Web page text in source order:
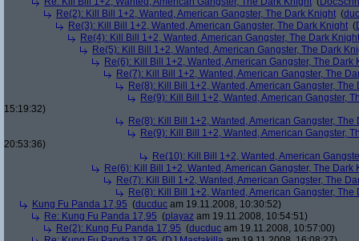
Re(2): Kill Bill 1+2, Wanted, American Gangster, The Dark Knight (
Re(3): Kill Bill 1+2, Wanted, American Gangster, The Dark Knight (
Re(4): Kill Bill 1+2, Wanted, American Gangster, The Dark Knight
Re(5): Kill Bill 1+2, Wanted, American Gangster, The Dark
Re(6): Kill Bill 1+2, Wanted, American Gangster, The Dark
Re(7): Kill Bill 1+2, Wanted, American Gangster, The
Re(8): Kill Bill 1+2, Wanted, American Gangster, The
Re(9): Kill Bill 1+2, Wanted, American Gangster,
15:19:32)
Re(8): Kill Bill 1+2, Wanted, American Gangster, The
Re(9): Kill Bill 1+2, Wanted, American Gangster,
20:53:36)
Re(10): Kill Bill 1+2, Wanted, American
Re(6): Kill Bill 1+2, Wanted, American Gangster, The Dark
Re(7): Kill Bill 1+2, Wanted, American Gangster, The
Re(8): Kill Bill 1+2, Wanted, American Gangster, The
Kung Fu Panda 17,95 (ducduc am 19.11.2008, 10:30:52)
Re: Kung Fu Panda 17,95 (playaz am 19.11.2008, 10:54:51)
Re(2): Kung Fu Panda 17,95 (ducduc am 19.11.2008, 10:57:00)